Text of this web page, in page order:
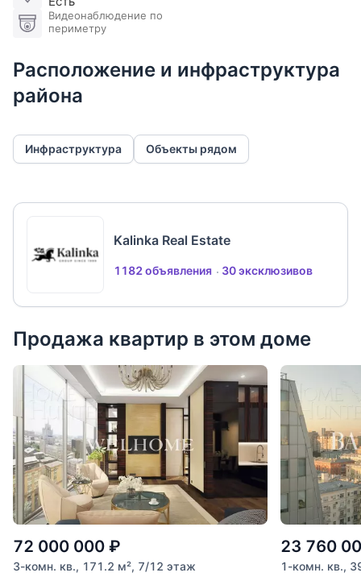
Видеонаблюдение по
периметру
Расположение и инфраструктура
района
Инфраструктура Объекты рядом
Kalinka Real Estate
1182 объявления 30 эксклюзивов
Продажа квартир в этом доме
72 000 000 ₽
3-комн. кв., 171.2 м², 7/12 этаж
23 760
1-комн. кв.,